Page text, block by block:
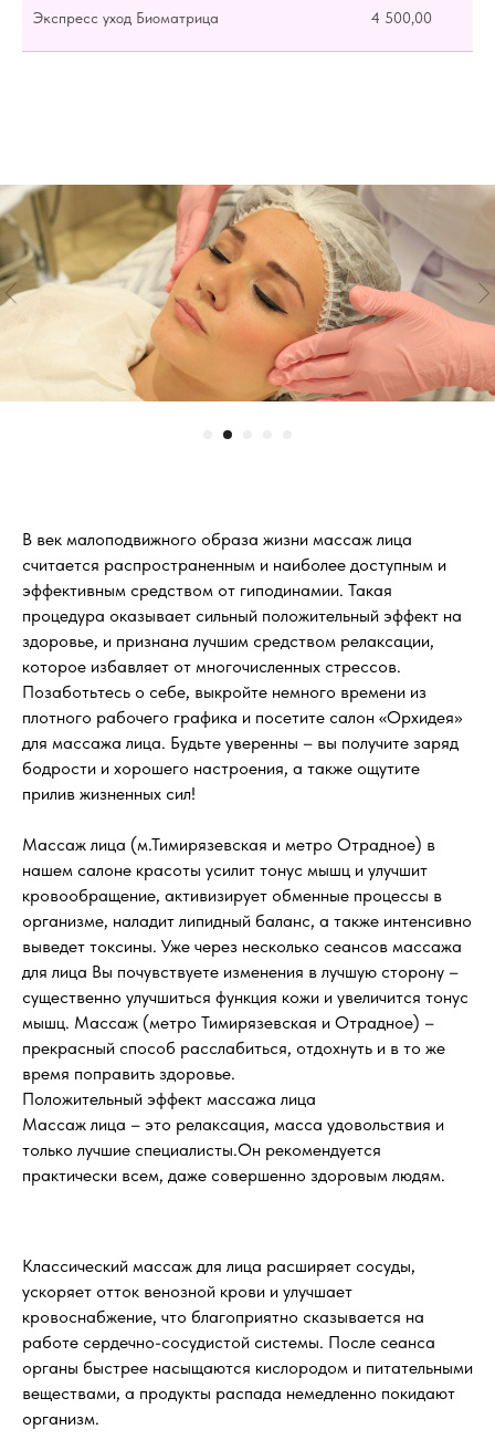
Экспресс уход Биоматрица 4 500,00
В век малоподвижного образа жизни массаж лица
считается распространенным и наиболее доступным и
эффективным средством от гиподинамии. Такая
процедура оказывает сильный положительный эффект на
здоровье, и признана лучшим средством релаксации,
которое избавляет от многочисленных стрессов.
Позаботьтесь о себе, выкройте немного времени из
плотного рабочего графика и посетите салон «Орхидея»
для массажа лица. Будьте уверенны – вы получите заряд
бодрости и хорошего настроения, а также ощутите
прилив жизненных сил!
Массаж лица (м.Тимирязевская и метро Отрадное) в
нашем салоне красоты усилит тонус мышц и улучшит
кровообращение, активизирует обменные процессы в
организме, наладит липидный баланс, а также интенсивно
выведет токсины. Уже через несколько сеансов массажа
для лица Вы почувствуете изменения в лучшую сторону –
существенно улучшиться функция кожи и увеличится тонус
мышц. Массаж (метро Тимирязевская и Отрадное) –
прекрасный способ расслабиться, отдохнуть и в то же
время поправить здоровье.
Положительный эффект массажа лица
Массаж лица – это релаксация, масса удовольствия и
только лучшие специалисты.Он рекомендуется
практически всем, даже совершенно здоровым людям.
Классический массаж для лица расширяет сосуды,
ускоряет отток венозной крови и улучшает
кровоснабжение, что благоприятно сказывается на
работе сердечно-сосудистой системы. После сеанса
органы быстрее насыщаются кислородом и питательными
веществами, а продукты распада немедленно покидают
организм.